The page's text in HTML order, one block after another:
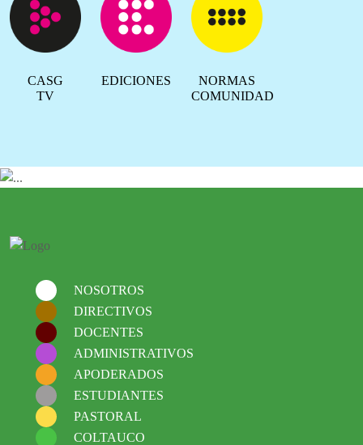
CASG
TV
EDICIONES
NORMAS
COMUNIDAD
NOSOTROS
DIRECTIVOS
DOCENTES
ADMINISTRATIVOS
APODERADOS
ESTUDIANTES
PASTORAL
COLTAUCO